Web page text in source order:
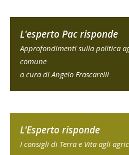
L'esperto Pac risponde
Approfondimenti sulla politica
comune
a cura di Angelo Frascarelli
L'Esperto risponde
I consigli di Terra e Vita agli